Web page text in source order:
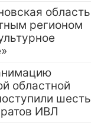
область
регионом
областной
шесть
ИВЛ